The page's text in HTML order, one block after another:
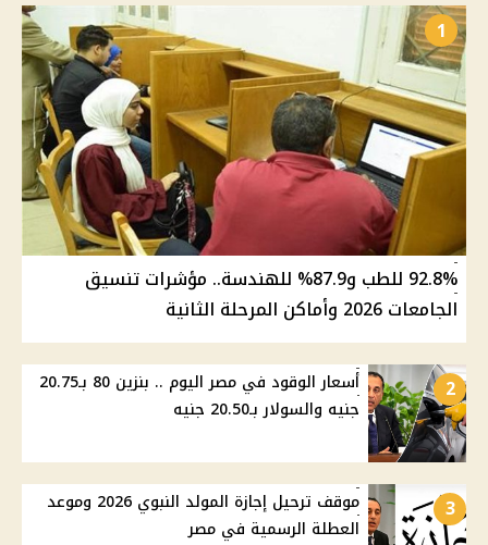
1
92.8% للطب و87.9% للهندسة.. مؤشرات تنسيق
الجامعات 2026 وأماكن المرحلة الثانية
2
أسعار الوقود في مصر اليوم .. بنزين 80 بـ20.75
جنيه والسولار بـ20.50 جنيه
3
موقف ترحيل إجازة المولد النبوي 2026 وموعد
العطلة الرسمية في مصر